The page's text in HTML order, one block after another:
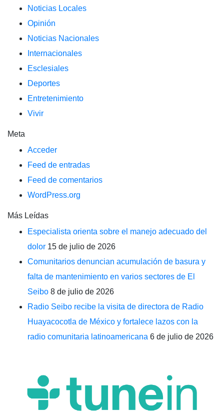
Noticias Locales
Opinión
Noticias Nacionales
Internacionales
Esclesiales
Deportes
Entretenimiento
Vivir
Meta
Acceder
Feed de entradas
Feed de comentarios
WordPress.org
Más Leídas
Especialista orienta sobre el manejo adecuado del
dolor 15 de julio de 2026
Comunitarios denuncian acumulación de basura y
falta de mantenimiento en varios sectores de El
Seibo 8 de julio de 2026
Radio Seibo recibe la visita de directora de Radio
Huayacocotla de México y fortalece lazos con la
radio comunitaria latinoamericana 6 de julio de 2026